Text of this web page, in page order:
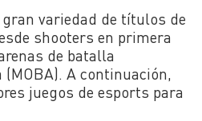
variedad de títulos de
shooters en primera
de batalla
A continuación,
juegos de esports para